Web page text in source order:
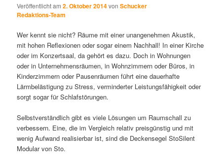
Veröffentlicht am2. Oktober 2014vonSchucker
Redaktions-Team
Wer kennt sie nicht? Räume mit einer unangenehmen Akustik,
mit hohen Reflexionen oder sogar einem Nachhall! In einer Kirche
oder im Konzertsaal, da gehört es dazu. Doch in Wohnungen
oder in Unternehmensräumen, in Wohnzimmern oder Büros, in
Kinderzimmern oder Pausenräumen führt eine dauerhafte
Lärmbelästigung zu Stress, verminderter Leistungsfähigkeit oder
sorgt sogar für Schlafstörungen.
Selbstverständlich gibt es viele Lösungen um Raumschall zu
verbessern. Eine, die im Vergleich relativ preisgünstig und mit
wenig Aufwand realisierbar ist, sind die Deckensegel StoSilent
Modular von Sto.